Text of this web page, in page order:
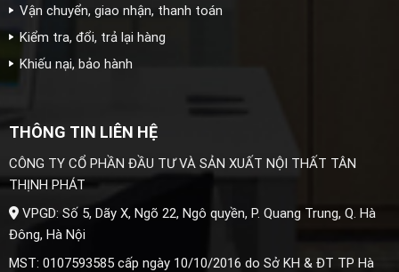
Vận chuyển, giao nhận, thanh toán
Kiểm tra, đổi, trả lại hàng
Khiếu nại, bảo hành
THÔNG TIN LIÊN HỆ
CÔNG TY CỔ PHẦN ĐẦU TƯ VÀ SẢN XUẤT NỘI THẤT TÂN
THỊNH PHÁT
VPGD: Số 5, Dãy X, Ngõ 22, Ngô quyền, P. Quang Trung, Q. Hà
Đông, Hà Nội
MST: 0107593585 cấp ngày 10/10/2016 do Sở KH & ĐT TP Hà